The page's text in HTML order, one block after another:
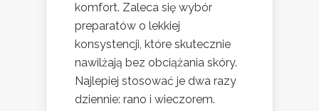
komfort. Zaleca się wybór
preparatów o lekkiej
konsystencji, które skutecznie
nawilżają bez obciążania skóry.
Najlepiej stosować je dwa razy
dziennie: rano i wieczorem.